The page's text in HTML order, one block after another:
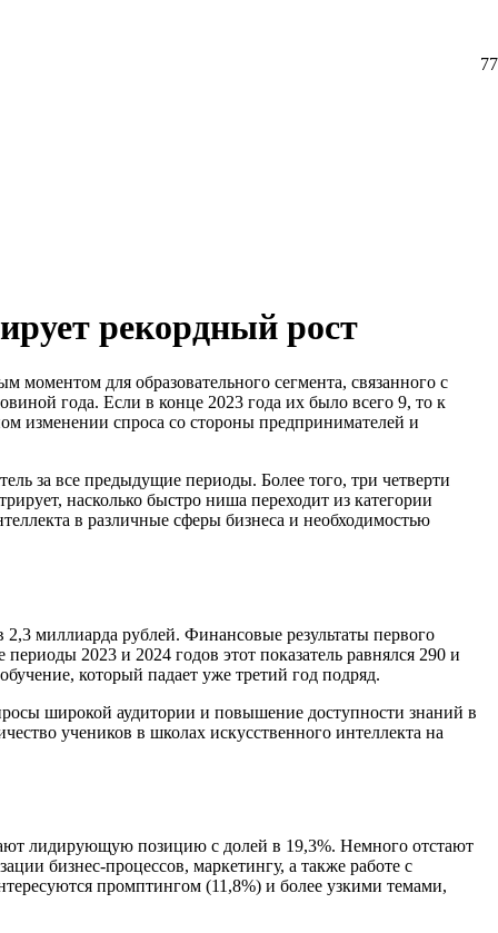
77
рекордный рост
для образовательного сегмента, связанного с
года. Если в конце 2023 года их было всего 9, то к
изменении спроса со стороны предпринимателей и
за все предыдущие периоды. Более того, три четверти
насколько быстро ниша переходит из категории
в различные сферы бизнеса и необходимостью
миллиарда рублей. Финансовые результаты первого
2023 и 2024 годов этот показатель равнялся 290 и
который падает уже третий год подряд.
широкой аудитории и повышение доступности знаний в
учеников в школах искусственного интеллекта на
лидирующую позицию с долей в 19,3%. Немного отстают
бизнес-процессов, маркетингу, а также работе с
промптингом (11,8%) и более узкими темами,